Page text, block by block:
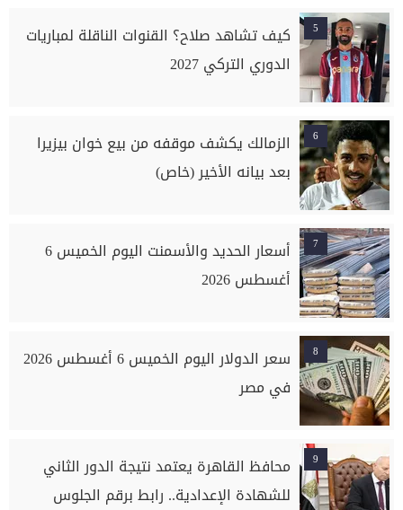
5
كيف تشاهد صلاح؟ القنوات الناقلة لمباريات
الدوري التركي 2027
6
الزمالك يكشف موقفه من بيع خوان بيزيرا
بعد بيانه الأخير (خاص)
7
أسعار الحديد والأسمنت اليوم الخميس 6
أغسطس 2026
8
سعر الدولار اليوم الخميس 6 أغسطس 2026
في مصر
9
محافظ القاهرة يعتمد نتيجة الدور الثاني
للشهادة الإعدادية.. رابط برقم الجلوس